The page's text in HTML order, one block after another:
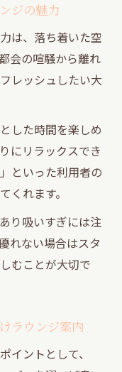
ジの魅力
は、落ち着いた空
会の喧騒から離れ
レッシュしたい大
した時間を楽しめ
にリラックスでき
といった利用者の
くれます。
り吸いすぎには注
れない場合はスタ
むことが大切で
ラウンジ案内
イントとして、